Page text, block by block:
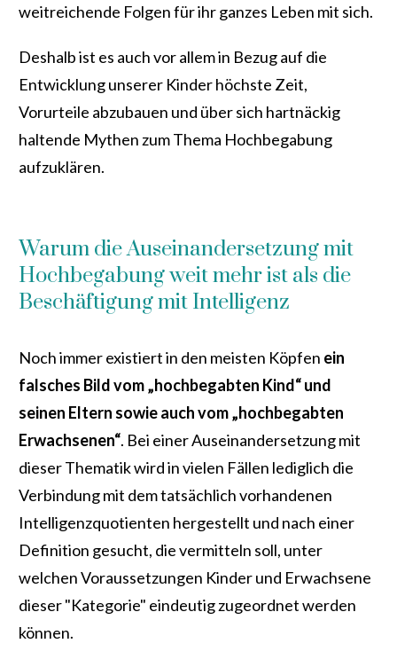
weitreichende Folgen für ihr ganzes Leben mit sich.
Deshalb ist es auch vor allem in Bezug auf die
Entwicklung unserer Kinder höchste Zeit,
Vorurteile abzubauen und über sich hartnäckig
haltende Mythen zum Thema Hochbegabung
aufzuklären.
Warum die Auseinandersetzung mit
Hochbegabung weit mehr ist als die
Beschäftigung mit Intelligenz
Noch immer existiert in den meisten Köpfen ein
falsches Bild vom „hochbegabten Kind“ und
seinen Eltern sowie auch vom „hochbegabten
Erwachsenen“. Bei einer Auseinandersetzung mit
dieser Thematik wird in vielen Fällen lediglich die
Verbindung mit dem tatsächlich vorhandenen
Intelligenzquotienten hergestellt und nach einer
Definition gesucht, die vermitteln soll, unter
welchen Voraussetzungen Kinder und Erwachsene
dieser "Kategorie" eindeutig zugeordnet werden
können.